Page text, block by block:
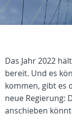
Das Jahr 2022
bereit. Und es
kommen, gibt es
neue Regierung:
anschieben